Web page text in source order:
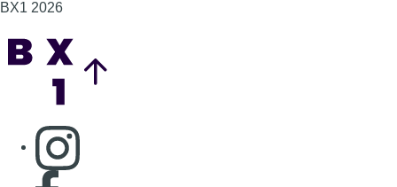
S'abonner à notre newsletter
Connaître BX1
Publicité
Offres d'emploi